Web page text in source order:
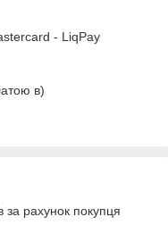
- LiqPay
в)
рахунок покупця